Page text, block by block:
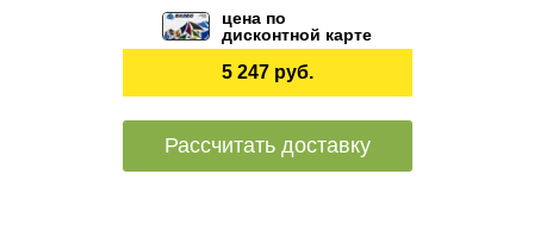
цена по
дисконтной карте
5 247 руб.
Рассчитать доставку